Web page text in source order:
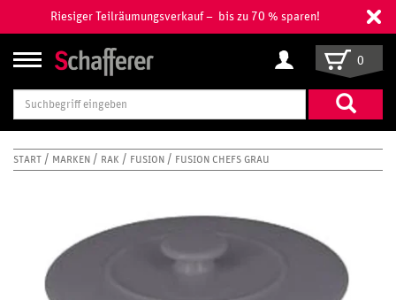
Riesiger Teilräumungsverkauf – bis zu 70 % sparen!
Suchbegriff
eingeben
0
START MARKEN RAK FUSION FUSION CHEFS GRAU